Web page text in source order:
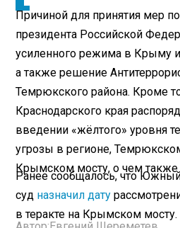
Причиной для принятия мер
президента Российской
усиленного режима в Крыму
а также решение
Темрюкского района. Кроме
Краснодарского края
введении «жёлтого» уровня
угрозы в регионе,
Крымском мосту, о чем также
Ранее сообщалось, что
суд назначил дату
в теракте на Крымском мосту.